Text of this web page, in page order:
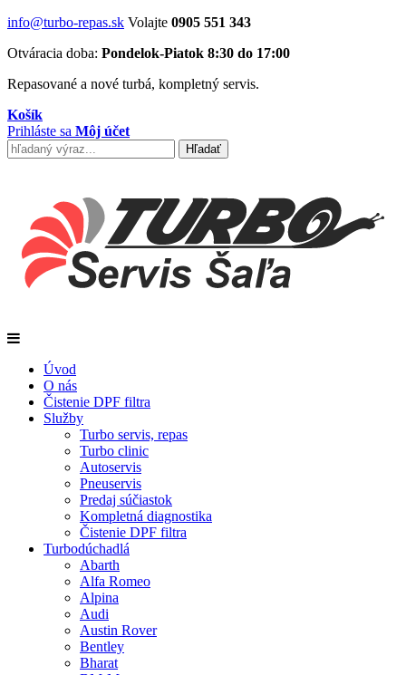
info@turbo-repas.sk Volajte 0905 551 343
Otváracia doba: Pondelok-Piatok 8:30 do 17:00
Repasované a nové turbá, kompletný servis.
Košík
Prihláste sa Môj účet
Úvod
O nás
Čistenie DPF filtra
Služby
Turbo servis, repas
Turbo clinic
Autoservis
Pneuservis
Predaj súčiastok
Kompletná diagnostika
Čistenie DPF filtra
Turbodúchadlá
Abarth
Alfa Romeo
Alpina
Audi
Austin Rover
Bentley
Bharat